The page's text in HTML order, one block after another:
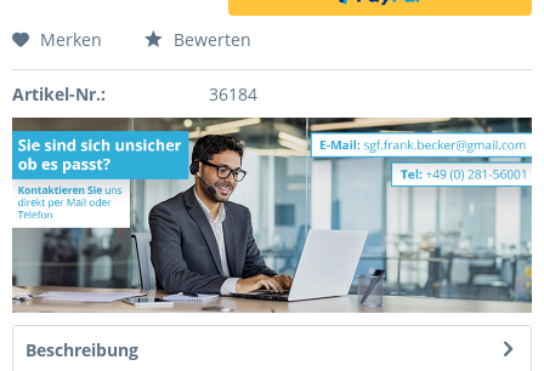
Merken Bewerten
Artikel-Nr.: 36184
Beschreibung